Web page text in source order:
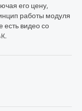
его цену,
работы модуля
есть видео со